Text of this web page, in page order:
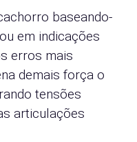
baseando-
em indicações
erros mais
demais força o
tensões
articulações